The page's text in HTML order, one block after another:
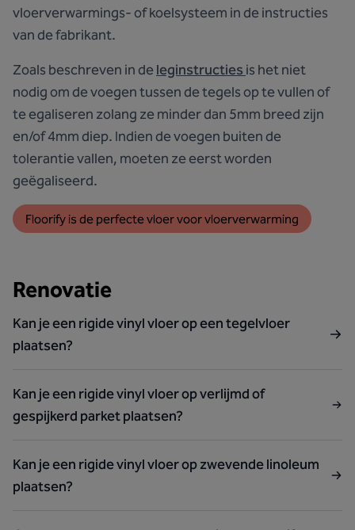
vloerverwarmings- of koelsysteem in de instructies
van de fabrikant.
Zoals beschreven in deleginstructies is het niet
nodig om de voegen tussen de tegels op te vullen of
te egaliseren zolang ze minder dan 5mm breed zijn
en/of 4mm diep. Indien de voegen buiten de
tolerantie vallen, moeten ze eerst worden
geëgaliseerd.
Floorify is de perfecte vloer voor vloerverwarming
Renovatie
Kan je een rigide vinyl vloer op een tegelvloer
plaatsen?
Kan je een rigide vinyl vloer op verlijmd of
gespijkerd parket plaatsen?
Kan je een rigide vinyl vloer op zwevende linoleum
plaatsen?